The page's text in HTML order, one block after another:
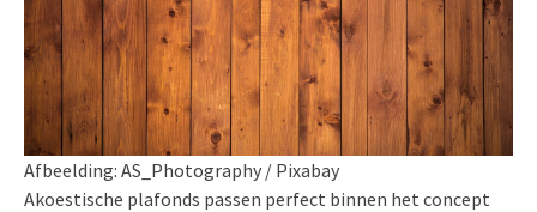
Afbeelding: AS_Photography / Pixabay
Akoestische plafonds passen perfect binnen het concept